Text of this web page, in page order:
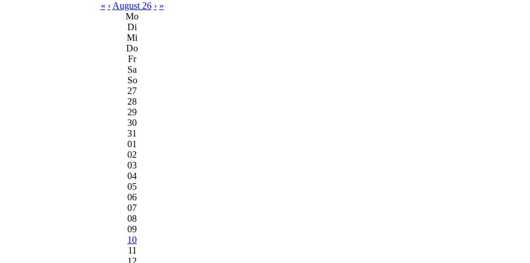
« ‹ August 26 › »
Mo
Di
Mi
Do
Fr
Sa
So
27
28
29
30
31
01
02
03
04
05
06
07
08
09
10
11